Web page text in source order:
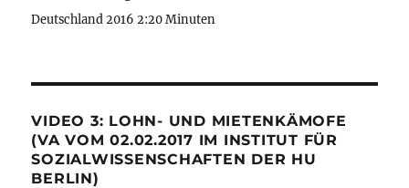
Deutschland 2016 2:20 Minuten
VIDEO 3: LOHN- UND MIETENKÄMOFE
(VA VOM 02.02.2017 IM INSTITUT FÜR
SOZIALWISSENSCHAFTEN DER HU
BERLIN)